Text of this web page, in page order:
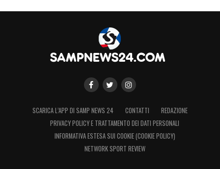
SCARICA L’APP DI SAMP NEWS 24 CONTATTI
REDAZIONE
PRIVACY POLICY E TRATTAMENTO DEI DATI PERSONALI
INFORMATIVA ESTESA SUI COOKIE (COOKIE POLICY)
NETWORK SPORT REVIEW